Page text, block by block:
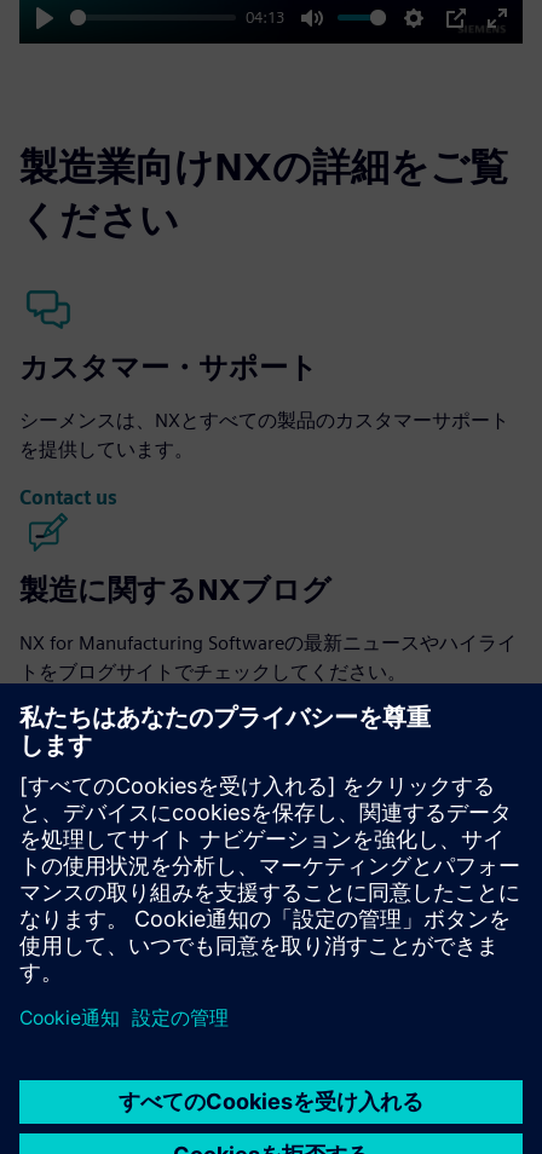
Play
04:13
Mute Settings
PIP
Enter
製造業向けNXの詳細をご覧
ください
カスタマー・サポート
シーメンスは、NXとすべての製品のカスタマーサポート
を提供しています。
Contact us
製造に関するNXブログ
NX for Manufacturing Softwareの最新ニュースやハイライ
トをブログサイトでチェックしてください。
ブログにアクセスする
製造業コミュニティ向けの NX
会話に参加するか、NX for Manufacturing ソフトウェアに
関するすべての質問への回答を得てください。
コミュニティにアクセスする